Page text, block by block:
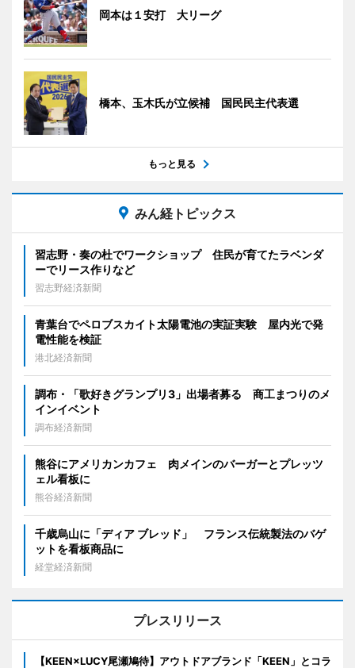
岡本は１安打 大リーグ
橋本、玉木氏が立候補 国民民主代表選
もっと見る
みん経トピックス
習志野・奏の杜でワークショップ 住民が育てたラベンダ
ーでリース作りなど
習志野経済新聞
青葉台でペロブスカイト太陽電池の実証実験 屋内光で発
電性能を検証
港北経済新聞
調布・「歌好きグランプリ3」出場者募る 商工まつりのメ
インイベント
調布経済新聞
熊谷にアメリカンカフェ 肉メインのバーガーとプレッツ
ェル看板に
熊谷経済新聞
千歳烏山に「ディア ブレッド」 フランス伝統製法のバゲ
ットを看板商品に
経堂経済新聞
プレスリリース
【KEEN×LUCY尾瀬鳩待】アウトドアブランド「KEEN」とコラ